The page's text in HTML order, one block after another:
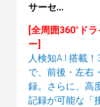
サーセ...
[全周囲360°ド
ー]
人検知A.I.搭載！
で、前後・左右
録。さらに、高
記録が可能な「